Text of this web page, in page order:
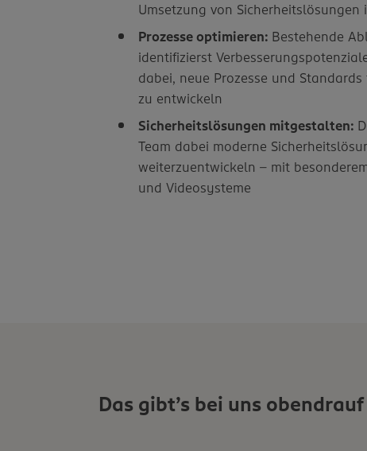
Umsetzung von Sicherheitslösungen
Prozesse optimieren: Bestehende
identifizierst
dabei, neue Prozesse und
zu entwickeln
Sicherheitslösungen mitgestalten:
Team dabei moderne
weiterzuentwickeln – mit
und Videosysteme
Das gibt’s bei uns obendrauf